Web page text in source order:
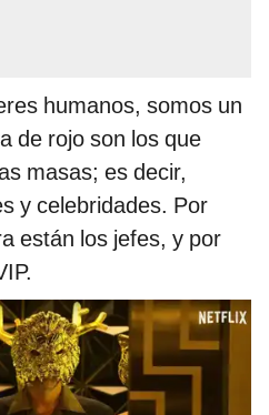
humanos, somos un
de rojo son los que
masas; es decir,
y celebridades. Por
están los jefes, y por